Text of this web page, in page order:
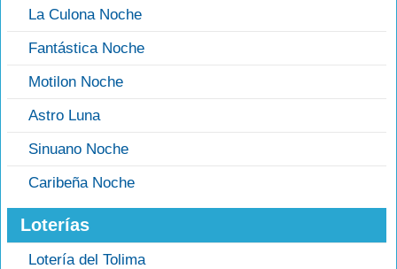
La Culona Noche
Fantástica Noche
Motilon Noche
Astro Luna
Sinuano Noche
Caribeña Noche
Loterías
Lotería del Tolima